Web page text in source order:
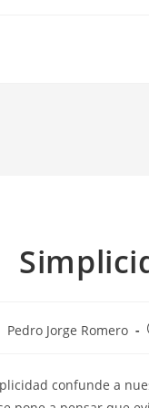
Pedro Jorge Romero
confunde a